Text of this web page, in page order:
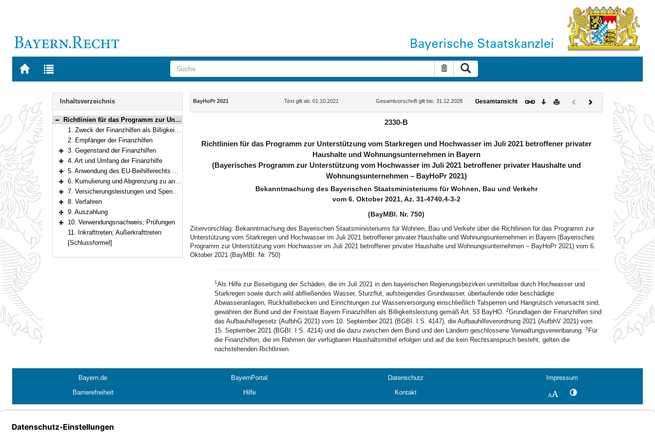
Zur
BAYERN.RECHT
Zur
letzten
Suche zurücksetzen
Navigation
Inhaltsverzeichnis
Bereich reduzieren
Richtlinien für das Programm zur Unterstützung vom Starkregen und Hochwasser im Juli 2021 betroffener privater Haushalte und Wohnungsunternehmen in Bayern
1. Zweck der Finanzhilfen als Billigkeitsleistungen
2. Empfänger der Finanzhilfen
Bereich erweitern
3. Gegenstand der Finanzhilfen
Bereich erweitern
4. Art und Umfang der Finanzhilfe
Bereich erweitern
5. Anwendung des EU-Beihilferechts bei Finanzhilfen an Unternehmen
Bereich erweitern
6. Kumulierung und Abgrenzung zu anderen Finanzierungen
Bereich erweitern
7. Versicherungsleistungen und Spenden
Bereich erweitern
8. Verfahren
Bereich erweitern
9. Auszahlung
Bereich erweitern
10. Verwendungsnachweis; Prüfungen
11. Inkrafttreten; Außerkrafttreten
[Schlussformel]
Inhalt
BayHoPr 2021 Text gilt ab: 01.10.2021 Gesamtvorschrift gilt bis: 31.12.2028 Gesamtansicht Download
DruckenVorherigesNächstes
Dokument
2330-B
Richtlinien für das Programm zur Unterstützung vom Starkregen und Hochwasser im Juli 2021 betroffener privater
Haushalte und Wohnungsunternehmen in Bayern
(Bayerisches Programm zur Unterstützung vom Hochwasser im Juli 2021 betroffener privater Haushalte und
Wohnungsunternehmen – BayHoPr 2021)
Bekanntmachung des Bayerischen Staatsministeriums für Wohnen, Bau und Verkehr
vom 6. Oktober 2021, Az. 31-4740.4-3-2
(BayMBl. Nr. 750)
Zitiervorschlag: Bekanntmachung des Bayerischen Staatsministeriums für Wohnen, Bau und Verkehr über die Richtlinien für das Programm zur
Unterstützung vom Starkregen und Hochwasser im Juli 2021 betroffener privater Haushalte und Wohnungsunternehmen in Bayern (Bayerisches
Programm zur Unterstützung vom Hochwasser im Juli 2021 betroffener privater Haushalte und Wohnungsunternehmen – BayHoPr 2021) vom 6.
Oktober 2021 (BayMBl. Nr. 750)
1Als Hilfe zur Beseitigung der Schäden, die im Juli 2021 in den bayerischen Regierungsbezirken unmittelbar durch Hochwasser und
Starkregen sowie durch wild abfließendes Wasser, Sturzflut, aufsteigendes Grundwasser, überlaufende oder beschädigte
Abwasseranlagen, Rückhaltebecken und Einrichtungen zur Wasserversorgung einschließlich Talsperren und Hangrutsch verursacht sind,
gewähren der Bund und der Freistaat Bayern Finanzhilfen als Billigkeitsleistung gemäß Art. 53 BayHO. 2Grundlagen der Finanzhilfen sind
das Aufbauhilfegesetz (AufbhG 2021) vom 10. September 2021 (BGBI. I S. 4147), die Aufbauhilfeverordnung 2021 (AufbhV 2021) vom
15. September 2021 (BGBI. I S. 4214) und die dazu zwischen dem Bund und den Ländern geschlossene Verwaltungsvereinbarung. 3 Für
die Finanzhilfen, die im Rahmen der verfügbaren Haushaltsmittel erfolgen und auf die kein Rechtsanspruch besteht, gelten die
nachstehenden Richtlinien.
Bayern.de BayernPortal Datenschutz
Impressum
Barrierefreiheit
Hilfe Kontakt SchriftgrößeKontrastwechsel